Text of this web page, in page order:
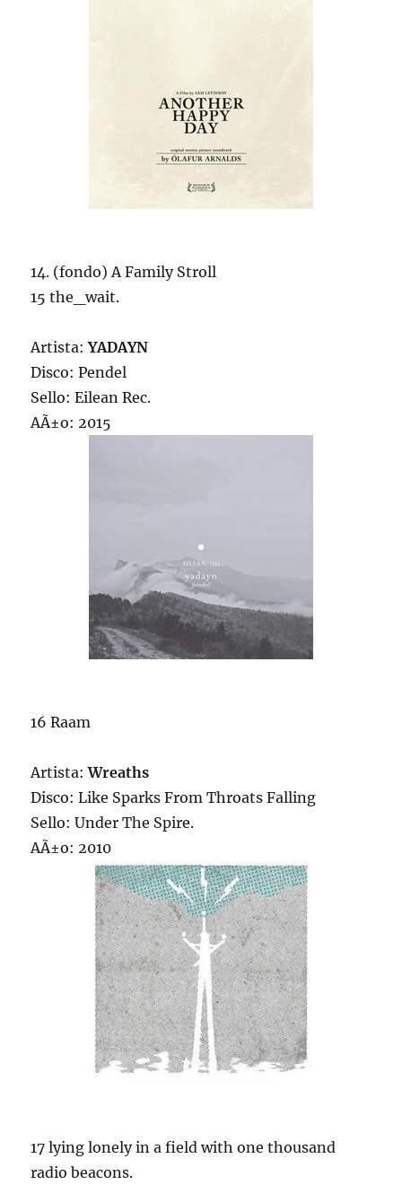
14. (fondo) A Family Stroll
15 the_wait.
Artista:YADAYN
Disco: Pendel
Sello: Eilean Rec.
AÃ±o: 2015
16 Raam
Artista:Wreaths
Disco: Like Sparks From Throats Falling
Sello: Under The Spire.
AÃ±o: 2010
17 lying lonely in a field with one thousand
radio beacons.